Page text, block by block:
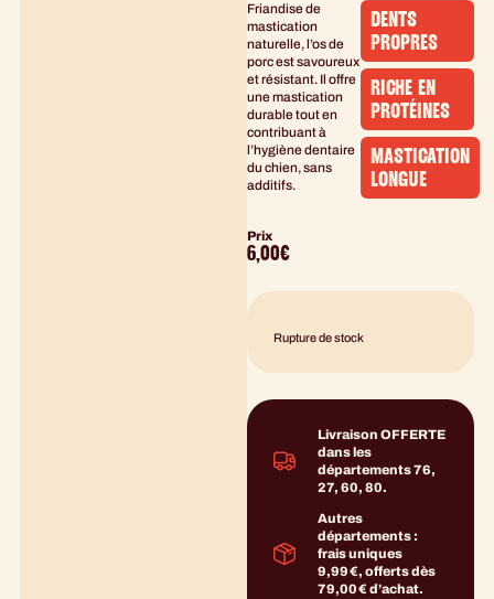
Friandise de
mastication
naturelle, l’os de
porc est savoureux
et résistant. Il offre
une mastication
durable tout en
contribuant à
l’hygiène dentaire
du chien, sans
additifs.
DENTS
PROPRES
RICHE EN
PROTÉINES
MASTICATION
LONGUE
Prix
6,00€
Rupture de stock
Livraison OFFERTE
dans les
départements 76,
27, 60, 80.
Autres
départements :
frais uniques
9,99 €, offerts dès
79,00 € d’achat.